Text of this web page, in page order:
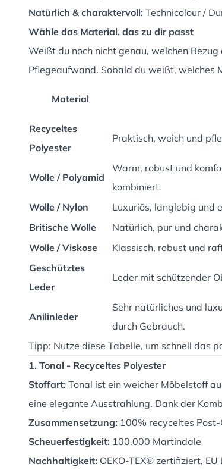
Natürlich & charaktervoll: Technicolour /
Wähle das Material, das zu dir passt
Weißt du noch nicht genau, welchen
Pflegeaufwand. Sobald du weißt, welches
Material
Recyceltes
Polyester
Praktisch, weich und
Wolle / Polyamid
Warm, robust und
kombiniert.
Wolle / Nylon Luxuriös, langlebig und
Britische Wolle
Natürlich, pur und
Wolle / Viskose
Klassisch, robust und
Geschütztes
Leder
Leder mit schützender
Anilinleder
Sehr natürliches und
durch Gebrauch.
Tipp: Nutze diese Tabelle, um schnell das
1. Tonal - Recyceltes Polyester
Stoffart: Tonal ist ein weicher Möbelstoff
eine elegante Ausstrahlung. Dank der
Zusammensetzung: 100% recyceltes
Scheuerfestigkeit: 100.000 Martindale
Nachhaltigkeit: OEKO-TEX® zertifiziert, EU